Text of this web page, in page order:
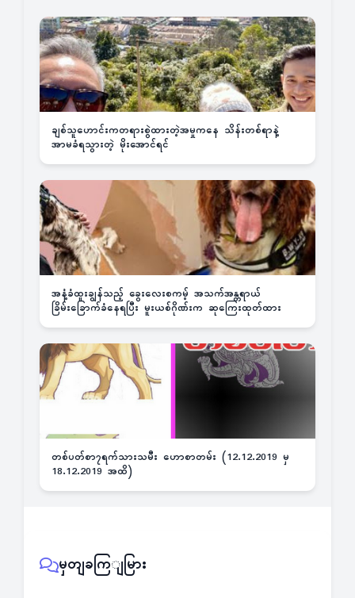
ချစ်သူဟောင်းကတရားစွဲထားတဲ့အမှုကနေ သိန်းတစ်ရာနဲ့
အာမခံရသွားတဲ့ မိုးအောင်ရင်
အနံ့ခံထူးချွန်သည့် ခွေးလေးစကမ့် အသက်အန္တရာယ်
ခြိမ်းခြောက်ခံနေရပြီး မူးယစ်ဂိုဏ်းက ဆုကြေးထုတ်ထား
တစ်ပတ်စာ၇ရက်သားသမီး ဟောစာတမ်း (12.12.2019 မှ
18.12.2019 အထိ)
မှတျခကြျမြား